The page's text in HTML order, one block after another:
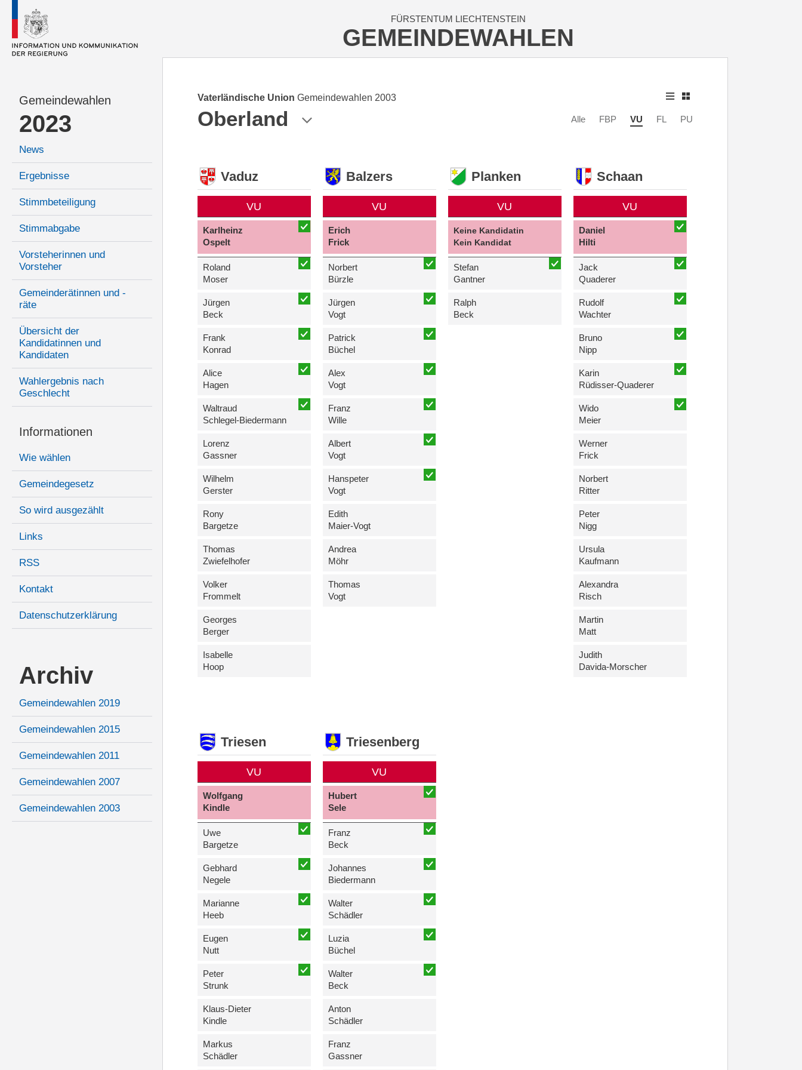
FÜRSTENTUM LIECHTENSTEIN
GEMEINDEWAHLEN
Gemeindewahlen
2023
News
Ergebnisse
Stimmbeteiligung
Stimmabgabe
Vorsteherinnen und
Vorsteher
Gemeinderätinnen und -
räte
Übersicht der
Kandidatinnen und
Kandidaten
Wahlergebnis nach
Geschlecht
Informationen
Wie wählen
Gemeindegesetz
So wird ausgezählt
Links
RSS
Kontakt
Datenschutzerklärung
Archiv
Gemeindewahlen 2019
Gemeindewahlen 2015
Gemeindewahlen 2011
Gemeindewahlen 2007
Gemeindewahlen 2003
Vaterländische Union Gemeindewahlen 2003
Oberland Alle FBP VU FL PU
Vaduz
VU
Karlheinz
Ospelt
Roland
Moser
Jürgen
Beck
Frank
Konrad
Alice
Hagen
Waltraud
Schlegel-Biedermann
Lorenz
Gassner
Wilhelm
Gerster
Rony
Bargetze
Thomas
Zwiefelhofer
Volker
Frommelt
Georges
Berger
Isabelle
Hoop
Balzers
VU
Erich
Frick
Norbert
Bürzle
Jürgen
Vogt
Patrick
Büchel
Alex
Vogt
Franz
Wille
Albert
Vogt
Hanspeter
Vogt
Edith
Maier-Vogt
Andrea
Möhr
Thomas
Vogt
Planken
VU
Keine Kandidatin
Kein Kandidat
Stefan
Gantner
Ralph
Beck
Schaan
VU
Daniel
Hilti
Jack
Quaderer
Rudolf
Wachter
Bruno
Nipp
Karin
Rüdisser-Quaderer
Wido
Meier
Werner
Frick
Norbert
Ritter
Peter
Nigg
Ursula
Kaufmann
Alexandra
Risch
Martin
Matt
Judith
Davida-Morscher
Triesen
VU
Wolfgang
Kindle
Uwe
Bargetze
Gebhard
Negele
Marianne
Heeb
Eugen
Nutt
Peter
Strunk
Klaus-Dieter
Kindle
Markus
Schädler
Triesenberg
VU
Hubert
Sele
Franz
Beck
Johannes
Biedermann
Walter
Schädler
Luzia
Büchel
Walter
Beck
Anton
Schädler
Franz
Gassner